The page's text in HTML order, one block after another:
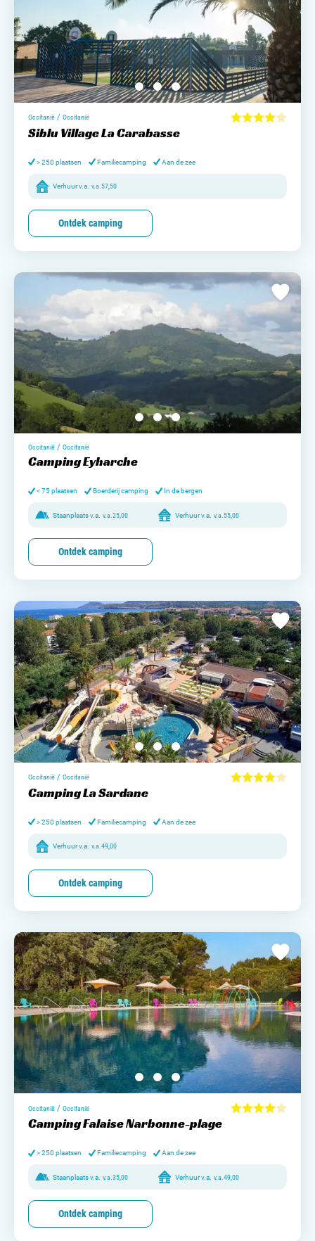
Occitanië / Occitanië
Siblu Village La Carabasse
> 250 plaatsen Familiecamping Aan de zee
Verhuur v.a. v.a.57,50
Ontdek camping
Occitanië / Occitanië
Camping Eyharche
< 75 plaatsen Boerderij camping In de bergen
Staanplaats v.a. v.a. 25,00 Verhuur v.a. v.a. 55,00
Ontdek camping
Occitanië / Occitanië
Camping La Sardane
> 250 plaatsen Familiecamping Aan de zee
Verhuur v.a. v.a.49,00
Ontdek camping
Occitanië / Occitanië
Camping Falaise Narbonne-plage
> 250 plaatsen Familiecamping Aan de zee
Staanplaats v.a. v.a. 35,00 Verhuur v.a. v.a. 49,00
Ontdek camping